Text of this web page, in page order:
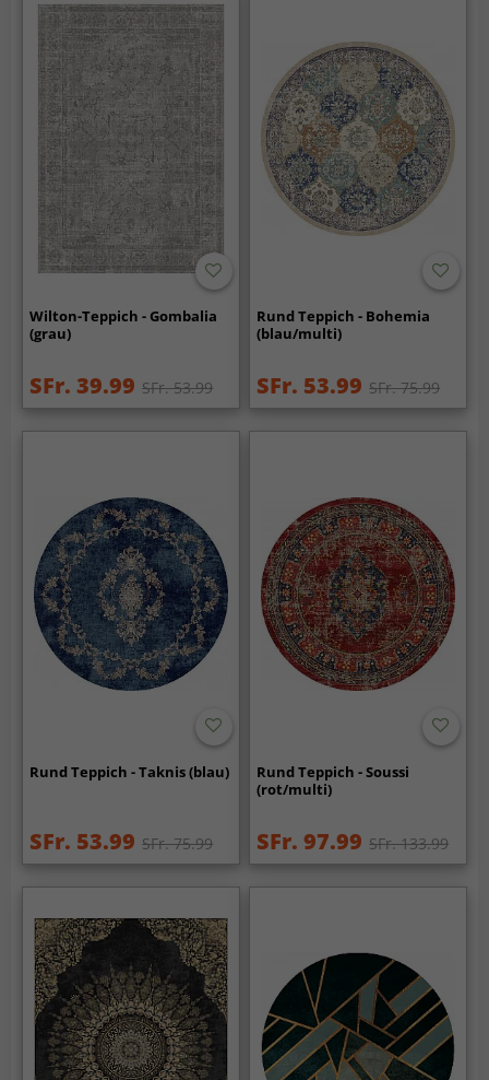
Wilton-Teppich - Gombalia
(grau)
SFr. 39.99 SFr. 53.99
Rund Teppich - Bohemia
(blau/multi)
SFr. 53.99 SFr. 75.99
Rund Teppich - Taknis (blau)
SFr. 53.99 SFr. 75.99
Rund Teppich - Soussi
(rot/multi)
SFr. 97.99 SFr. 133.99